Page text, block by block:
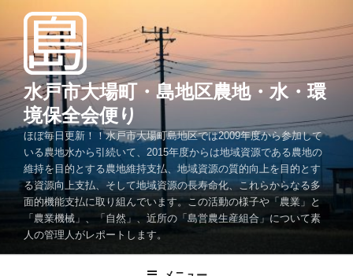
テ
ン
へ
水戸市大場町・島地区農地・水・環
境保全会便り
ほぼ毎日更新！！水戸市大場町島地区では2009年度から参加して
いる農地水から引続いて、2015年度からは地域資源である農地の
維持を目的とする農地維持支払、地域資源の質的向上を目的とす
る資源向上支払、そして地域資源の長寿命化、これらからなる多
面的機能支払に取り組んでいます。この活動の様子や「農業」と
「農業機械」、「自然」、近所の「島営農生産組合」について素
人の管理人がレポートします。